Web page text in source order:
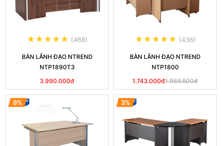
(468)
BÀN LÃNH ĐẠO NTREND
NTP1890T3
3.990.000đ
(436)
BÀN LÃNH ĐẠO NTREND
NTP1800
1.743.000đ1.965.500đ
9% 3%